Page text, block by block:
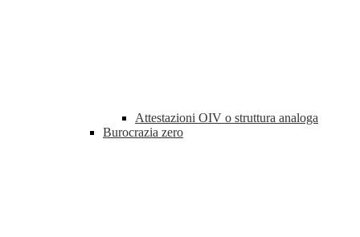
Attestazioni OIV o struttura analoga
Burocrazia zero